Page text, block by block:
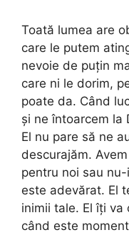
Toată lumea are
care le putem
nevoie de puțin
care ni le dorim,
poate da. Când
și ne întoarcem la
El nu pare să ne
descurajăm.
pentru noi sau
este adevărat. El
inimii tale. El îți
când este